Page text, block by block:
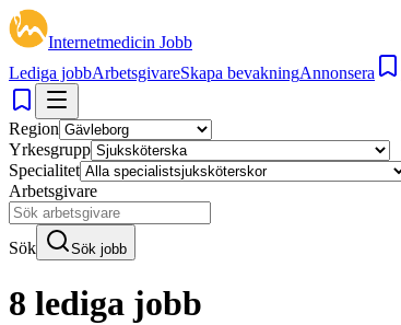
Internetmedicin Jobb
Lediga jobbArbetsgivareSkapa bevakningAnnonsera
Region
Yrkesgrupp
Specialitet
Arbetsgivare
Sök Sök jobb
8 lediga jobb